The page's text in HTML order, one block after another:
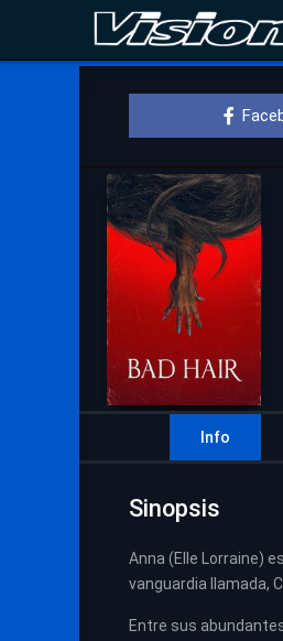
Info
Sinopsis
Anna (Elle Lorraine)
vanguardia llamada,
Entre sus